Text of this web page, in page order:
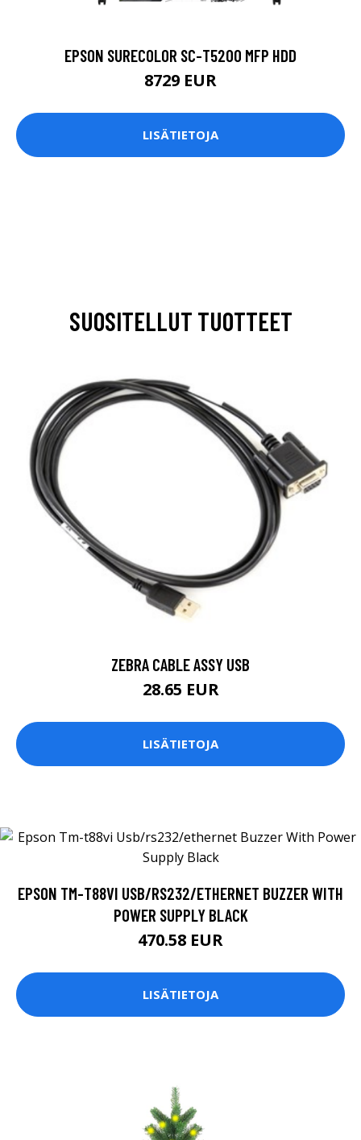
EPSON SURECOLOR SC-T5200 MFP HDD
8729 EUR
LISÄTIETOJA
SUOSITELLUT TUOTTEET
ZEBRA CABLE ASSY USB
28.65 EUR
LISÄTIETOJA
EPSON TM-T88VI USB/RS232/ETHERNET BUZZER WITH
POWER SUPPLY BLACK
470.58 EUR
LISÄTIETOJA